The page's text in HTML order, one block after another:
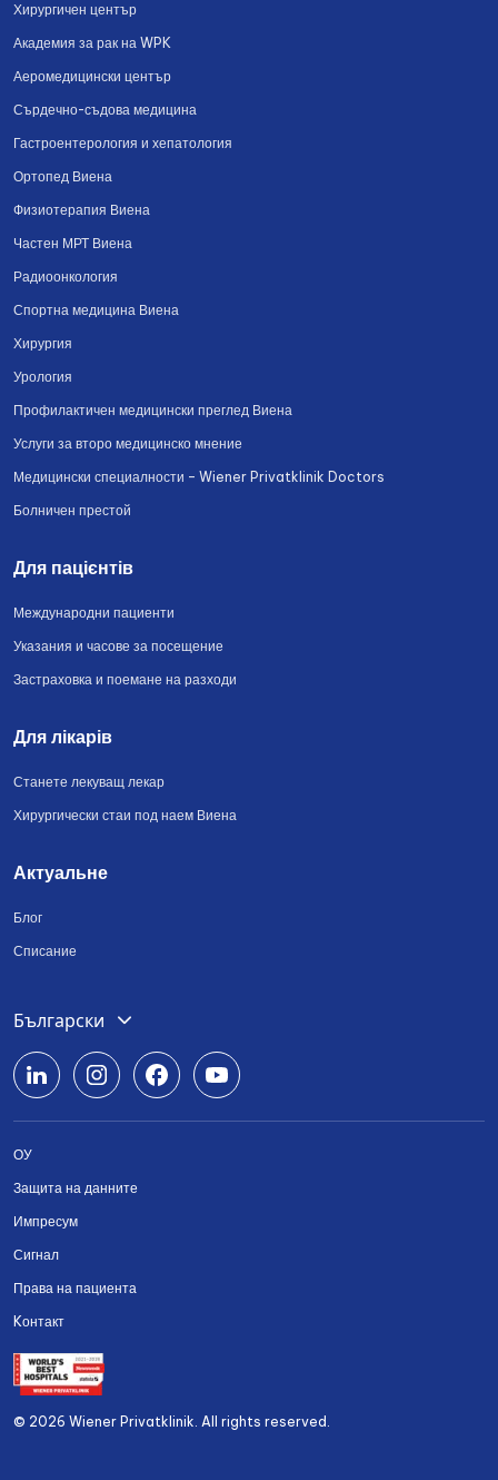
Хирургичен център
Академия за рак на WPK
Аеромедицински център
Сърдечно-съдова медицина
Гастроентерология и хепатология
Ортопед Виена
Физиотерапия Виена
Частен МРТ Виена
Радиоонкология
Спортна медицина Виена
Хирургия
Урология
Профилактичен медицински преглед Виена
Услуги за второ медицинско мнение
Медицински специалности – Wiener Privatklinik Doctors
Болничен престой
Для пацієнтів
Международни пациенти
Указания и часове за посещение
Застраховка и поемане на разходи
Для лікарів
Станете лекуващ лекар
Хирургически стаи под наем Виена
Актуальне
Блог
Списание
Български
Deutsch
English
Română
Srpski
Українська
© 2026 Wiener Privatklinik. All rights reserved.
ОУ
Защита на данните
Импресум
Сигнал
Права на пациента
Kонтакт